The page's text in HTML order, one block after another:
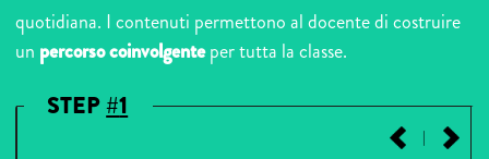
quotidiana. I contenuti permettono al docente di costruire
un percorso coinvolgenteper tutta la classe.
STEP#1
|